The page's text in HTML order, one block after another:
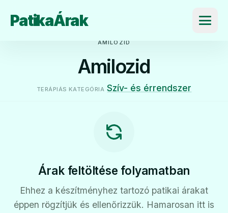
PatikaÁrak
AMILOZID
Amilozid
TERÁPIÁS KATEGÓRIA Szív- és érrendszer
Árak feltöltése folyamatban
Ehhez a készítményhez tartozó patikai árakat
éppen rögzítjük és ellenőrizzük. Hamarosan itt is